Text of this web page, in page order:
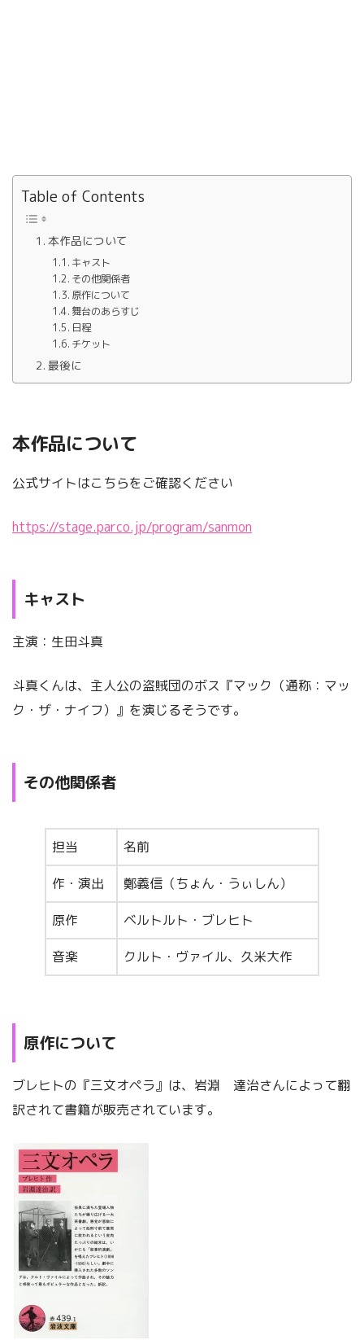
Table of Contents
本作品について
キャスト
その他関係者
原作について
舞台のあらすじ
日程
チケット
最後に
本作品について
公式サイトはこちらをご確認ください
https://stage.parco.jp/program/sanmon
キャスト
主演：生田斗真
斗真くんは、主人公の盗賊団のボス『マック（通称：マッ
ク・ザ・ナイフ）』を演じるそうです。
その他関係者
担当 名前
作・演出 鄭義信（ちょん・うぃしん）
原作 ベルトルト・ブレヒト
音楽 クルト・ヴァイル、久米大作
原作について
ブレヒトの『三文オペラ』は、岩淵 達治さんによって翻
訳されて書籍が販売されています。